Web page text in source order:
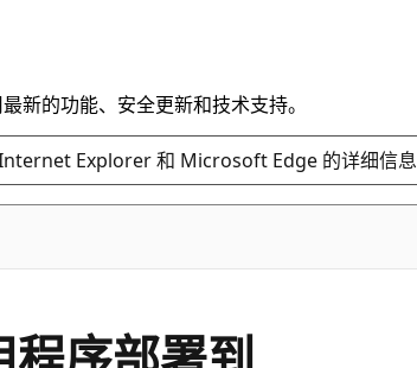
新的功能、安全更新和技术支持。
Explorer 和 Microsoft Edge 的详细信息